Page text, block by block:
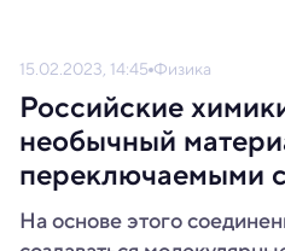
15.02.2023, 14:45 Физика
Российские
необычный
переключаемыми
На основе этого